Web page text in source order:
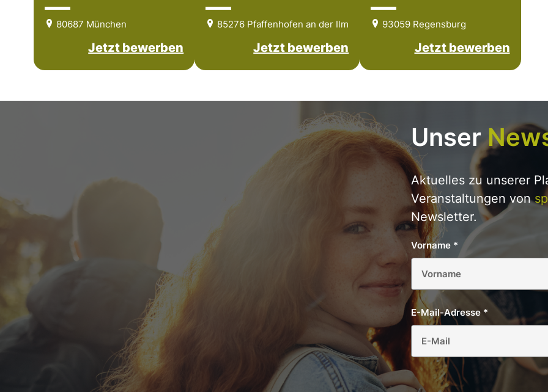
80687 München
Jetzt bewerben
85276 Pfaffenhofen an der Ilm
Jetzt bewerben
93059 Regensburg
Jetzt bewerben
Unser
Aktuelles zu unserer
Veranstaltungen von
Newsletter.
Vorname *
E-Mail-Adresse *